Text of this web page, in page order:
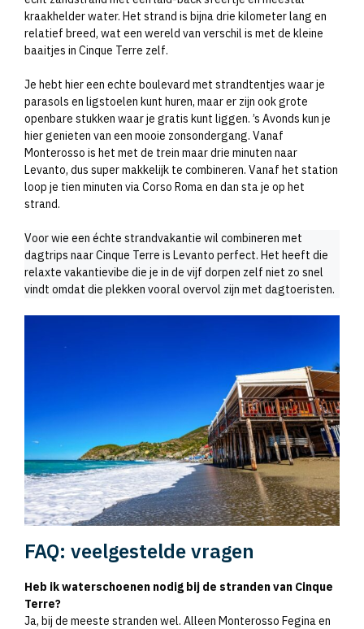
kraakhelder water. Het strand is bijna drie kilometer lang en
relatief breed, wat een wereld van verschil is met de kleine
baaitjes in Cinque Terre zelf.
Je hebt hier een echte boulevard met strandtentjes waar je
parasols en ligstoelen kunt huren, maar er zijn ook grote
openbare stukken waar je gratis kunt liggen. ’s Avonds kun je
hier genieten van een mooie zonsondergang. Vanaf
Monterosso is het met de trein maar drie minuten naar
Levanto, dus super makkelijk te combineren. Vanaf het station
loop je tien minuten via Corso Roma en dan sta je op het
strand.
Voor wie een échte strandvakantie wil combineren met
dagtrips naar Cinque Terre is Levanto perfect. Het heeft die
relaxte vakantievibe die je in de vijf dorpen zelf niet zo snel
vindt omdat die plekken vooral overvol zijn met dagtoeristen.
FAQ: veelgestelde vragen
Heb ik waterschoenen nodig bij de stranden van Cinque
Terre?
Ja, bij de meeste stranden wel. Alleen Monterosso Fegina en